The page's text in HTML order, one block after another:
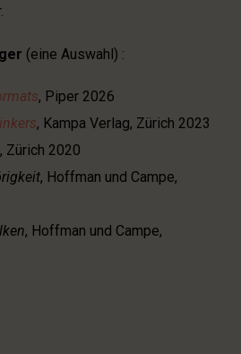
(eine Auswahl) :
, Piper 2026
, Kampa Verlag, Zürich 2023
Zürich 2020
, Hoffman und Campe,
, Hoffman und Campe,